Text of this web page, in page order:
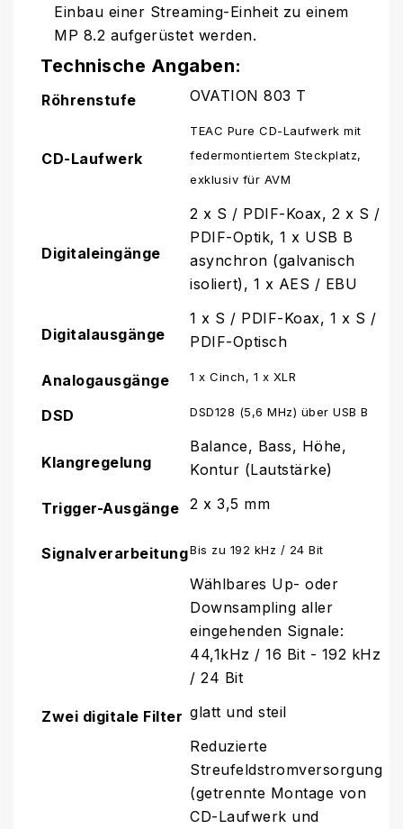
Einbau einer Streaming-Einheit zu einem
MP 8.2 aufgerüstet werden.
Technische Angaben:
Röhrenstufe OVATION 803 T
CD-Laufwerk
TEAC Pure CD-Laufwerk mit
federmontiertem Steckplatz,
exklusiv für AVM
Digitaleingänge
2 x S / PDIF-Koax, 2 x S /
PDIF-Optik, 1 x USB B
asynchron (galvanisch
isoliert), 1 x AES / EBU
Digitalausgänge
1 x S / PDIF-Koax, 1 x S /
PDIF-Optisch
Analogausgänge 1 x Cinch, 1 x XLR
DSD DSD128 (5,6 MHz) über USB B
Klangregelung
Balance, Bass, Höhe,
Kontur (Lautstärke)
Trigger-Ausgänge 2 x 3,5 mm
SignalverarbeitungBis zu 192 kHz / 24 Bit
Wählbares Up- oder
Downsampling aller
eingehenden Signale:
44,1kHz / 16 Bit - 192 kHz
/ 24 Bit
Zwei digitale Filter glatt und steil
Reduzierte
Streufeldstromversorgung
(getrennte Montage von
CD-Laufwerk und